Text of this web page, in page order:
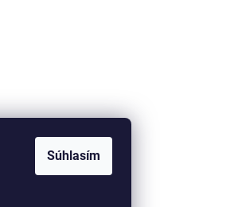
Súhlasím